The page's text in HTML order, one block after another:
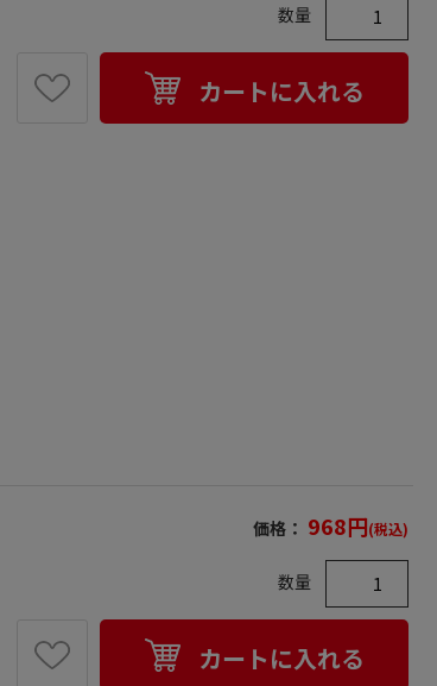
数量
カートに入れる
価格： 968円(税込)
数量
カートに入れる